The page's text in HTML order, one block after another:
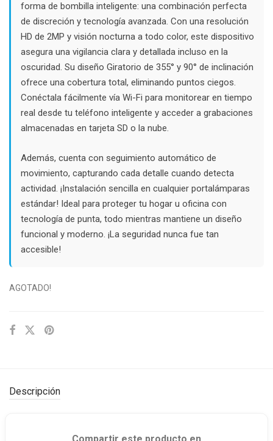
forma de bombilla inteligente: una combinación perfecta
de discreción y tecnología avanzada. Con una resolución
HD de 2MP y visión nocturna a todo color, este dispositivo
asegura una vigilancia clara y detallada incluso en la
oscuridad. Su diseño Giratorio de 355° y 90° de inclinación
ofrece una cobertura total, eliminando puntos ciegos.
Conéctala fácilmente vía Wi-Fi para monitorear en tiempo
real desde tu teléfono inteligente y acceder a grabaciones
almacenadas en tarjeta SD o la nube.
Además, cuenta con seguimiento automático de
movimiento, capturando cada detalle cuando detecta
actividad. ¡Instalación sencilla en cualquier portalámparas
estándar! Ideal para proteger tu hogar u oficina con
tecnología de punta, todo mientras mantiene un diseño
funcional y moderno. ¡La seguridad nunca fue tan
accesible!
AGOTADO!
Descripción